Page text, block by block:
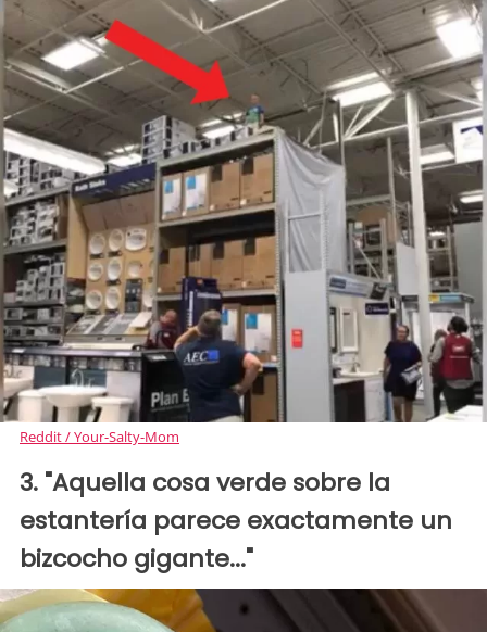
Reddit / Your-Salty-Mom
3. "Aquella cosa verde sobre la
estantería parece exactamente un
bizcocho gigante..."